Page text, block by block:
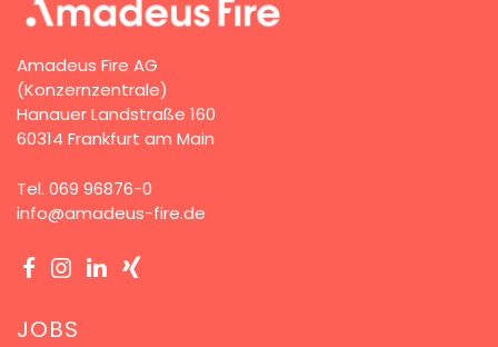
9.088
Bewertungen
%
Weiterempfehlungen
Karriere & Gehalt
4,2
Unternehmenskultur
Amadeus Fire AG
(Konzernzentrale)
Hanauer Landstraße 160
60314 Frankfurt am Main
Tel. 069 96876-0
info@amadeus-fire.de
JOBS